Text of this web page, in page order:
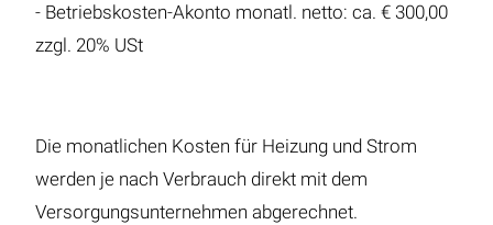
- Betriebskosten-Akonto monatl. netto: ca. € 300,00
zzgl. 20% USt
Die monatlichen Kosten für Heizung und Strom
werden je nach Verbrauch direkt mit dem
Versorgungsunternehmen abgerechnet.